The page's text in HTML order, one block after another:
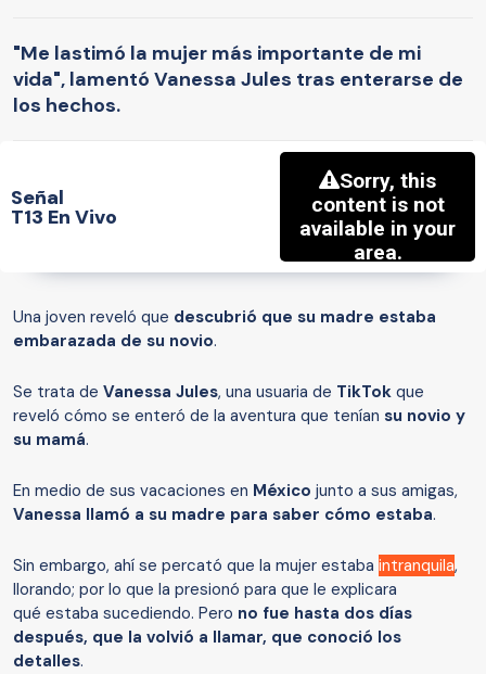
"Me lastimó la mujer más importante de mi
vida", lamentó Vanessa Jules tras enterarse de
los hechos.
Señal
T13 En Vivo
Una joven reveló que descubrió que su madre estaba
embarazada de su novio.
Se trata de Vanessa Jules, una usuaria de TikTok que
reveló cómo se enteró de la aventura que tenían su novio y
su mamá.
En medio de sus vacaciones en México junto a sus amigas,
Vanessa llamó a su madre para saber cómo estaba.
Sin embargo, ahí se percató que la mujer estaba intranquila,
llorando; por lo que la presionó para que le explicara
qué estaba sucediendo. Pero no fue hasta dos días
después, que la volvió a llamar, que conoció los
detalles.